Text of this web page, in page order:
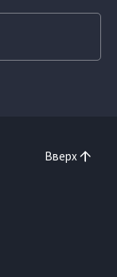
Вверх